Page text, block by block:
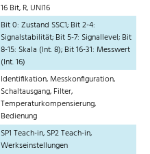
16 Bit, R, UNI16
Bit 0: Zustand SSC1; Bit 2-4:
Signalstabilität; Bit 5-7: Signallevel; Bit
8-15: Skala (Int. 8); Bit 16-31: Messwert
(Int. 16)
Identifikation, Messkonfiguration,
Schaltausgang, Filter,
Temperaturkompensierung,
Bedienung
SP1 Teach-in, SP2 Teach-in,
Werkseinstellungen